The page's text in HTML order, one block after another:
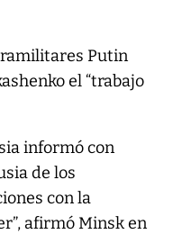
Putin
el “trabajo
informó con
de los
con la
afirmó Minsk en